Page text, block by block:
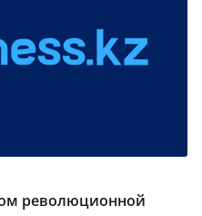
революционной